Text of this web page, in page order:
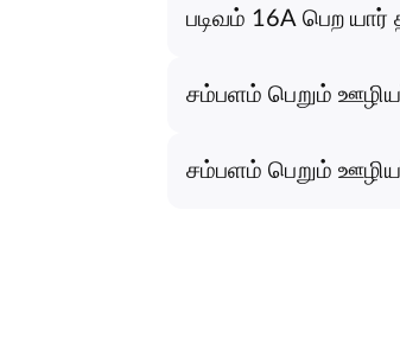
படிவம் 16A பெற யார்
சம்பளம் பெறும்
சம்பளம் பெறும்